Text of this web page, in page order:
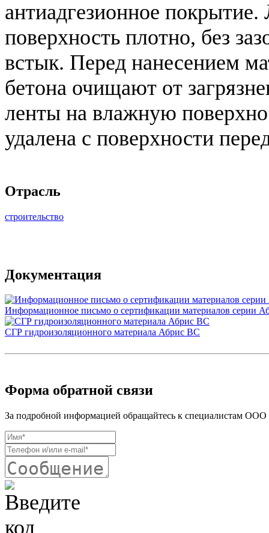
антиадгезионное
поверхность плотно, без
встык. Перед нанесением
бетона очищают от
ленты на влажную
удалена с поверхности
Отрасль
строительство
Документация
Информационное письмо о сертификации материалов серии
СГР гидроизоляционного материала Абрис ВС
Форма обратной связи
За подробной информацией обращайтесь к специалистам